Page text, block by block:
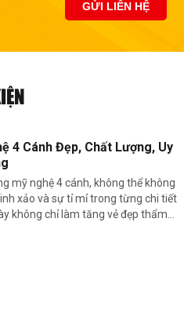
4 Cánh Đẹp, Chất Lượng, Uy
mỹ nghệ 4 cánh, không thể không
xảo và sự tỉ mỉ trong từng chi tiết
không chỉ làm tăng vẻ đẹp thẩm
nào mà còn đảm bảo an toàn
phá sự kết hợp hoàn hảo giữa nghệ
từng chi tiết của Cửa cổng mỹ